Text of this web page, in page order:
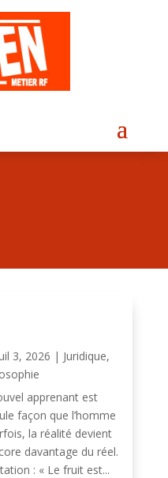
3, 2026 | Juridique,
apprenant est
façon que l’homme
la réalité devient
davantage du réel.
: « Le fruit est...